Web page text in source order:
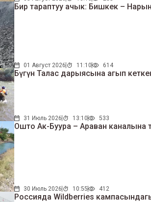
Бир тараптуу ачык: Бишкек –
01 Август 2026 11:10 614
Бүгүн Талас дарыясына агып
31 Июль 2026 13:10 533
Ошто Ак-Буура – Араван каналына
30 Июль 2026 10:55 412
Россияда Wildberries